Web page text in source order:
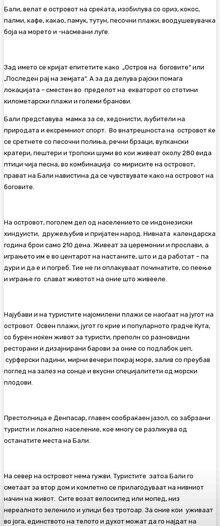
Бали, велат е островот на среќата, изобилува со ориз, кокос,
палми, кафе, какао, памук, тутун, песочни плажи, воодушевувачка
боја на морето и -насмеани луѓе.
Зад името се кријат епитетите како „Остров на боговите“ или
„Последен рај на земјата“. А за да делува рајски помага
локацијата – сместен во пределот на екваторот со стотини
километарски плажи и големи бранови.
Бали представува мамка за се, хедонисти, љубители на
природата и ексремниот спорт. Во внатрешноста на островот ќе
се сретнете со песочни полиња, речни брзаци, вулкански
кратери, пештери и тропски шуми во кои живеат околу 280 вида
птици чија песна, во комбинација со мирисите на островот,
прават на Бали навистина да се чувствувате како на островот на
боговите.
На островот, поголем дел од населението се индонезиски
хиндуисти, дружељубив и пријатен народ. Нивната календарска
година брои само 210 дена. Живеат за церемонии и прослави, а
играњето им е во центарот на настаните, што и да работат – па
дури и да е и погреб. Тие не ги оплакуваат починатите, со пеење
и играње го слават животот на оние што живееле.
Најубави и на туристите најомилени плажи се наоѓаат на југот на
островот. Освен плажи, југот го крие и популарното градче Кута,
со бурен ноќен живот за туристи, преполн со разновидни
ресторани и дизајнирани барови за оние со подлабок џеп,
сурферски падини, мирни вечери покрај море, залив со преубав
поглед на залез на сонце и вкусни специјалитети од морски
плодови.
Престолница е Денпасар, главен сообраќаен јазол, со забрзани
туристи и локално население, кое многу се разликува од
останатите места на Бали.
На север на островот нема гужви. Туристите затоа Бали го
сметаат за втор дом и комлетно се прилагодуваат на нивниот
начин на живот. Сите возат велосипед или мопед, низ
нереалното зеленило и улици без тротоар. За оние кои уживаат
во јога, единството на телото и духот можат да го најдат на